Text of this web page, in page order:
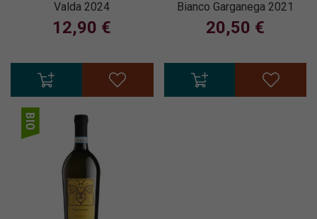
Valda 2024
12,90 €
Bianco Garganega 2021
20,50 €